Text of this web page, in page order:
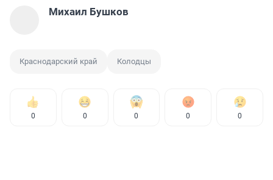
Михаил Бушков
Краснодарский край Колодцы
0 0 0 0 0